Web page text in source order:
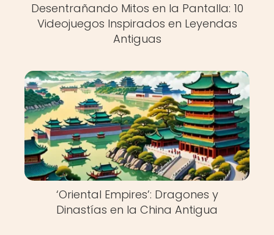
Desentrañando Mitos en la Pantalla: 10
Videojuegos Inspirados en Leyendas
Antiguas
‘Oriental Empires’: Dragones y
Dinastías en la China Antigua